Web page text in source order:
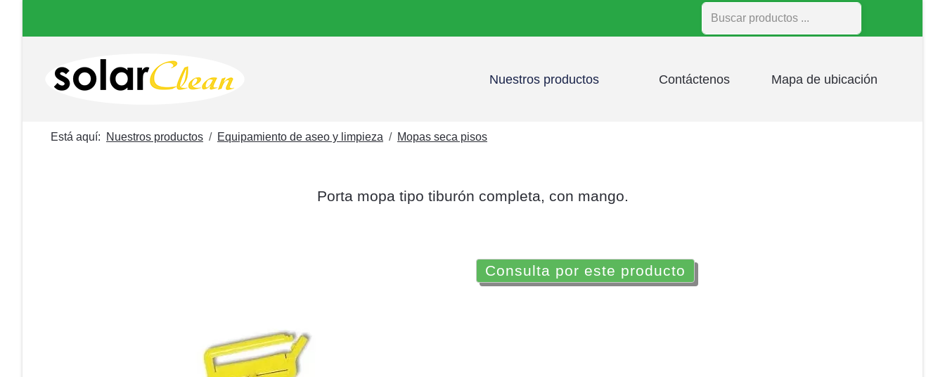
Buscar
Nuestros productos Contáctenos Mapa de ubicación
Está aquí: Nuestros productos Equipamiento de aseo y limpieza Mopas seca pisos
Porta mopa tipo tiburón completa, con mango.
Consulta por este producto